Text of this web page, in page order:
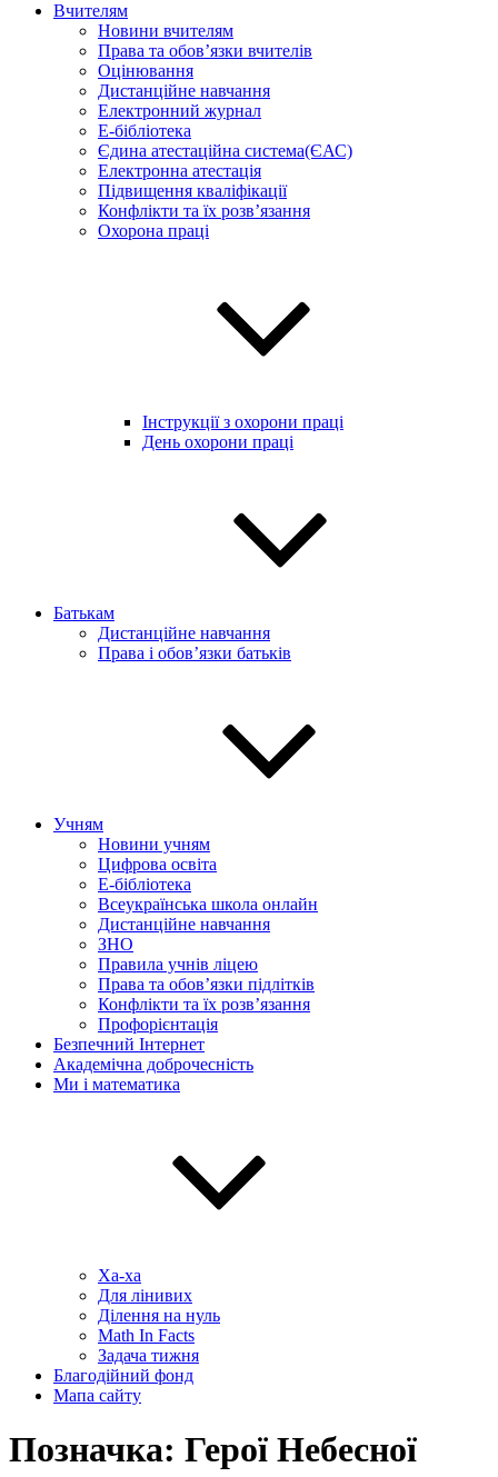
Вчителям
Новини вчителям
Права та обов’язки вчителів
Оцінювання
Дистанційне навчання
Електронний журнал
E-бібліотека
Єдина атестаційна система(ЄАС)
Електронна атестація
Підвищення кваліфікації
Конфлікти та їх розв’язання
Охорона праці
Інструкції з охорони праці
День охорони праці
Батькам
Дистанційне навчання
Права і обов’язки батьків
Учням
Новини учням
Цифрова освіта
E-бібліотека
Всеукраїнська школа онлайн
Дистанційне навчання
ЗНО
Правила учнів ліцею
Права та обов’язки підлітків
Конфлікти та їх розв’язання
Профорієнтація
Безпечний Інтернет
Академічна доброчесність
Ми і математика
Ха-ха
Для лінивих
Ділення на нуль
Math In Facts
Задача тижня
Благодійний фонд
Мапа сайту
Позначка: Герої Небесної